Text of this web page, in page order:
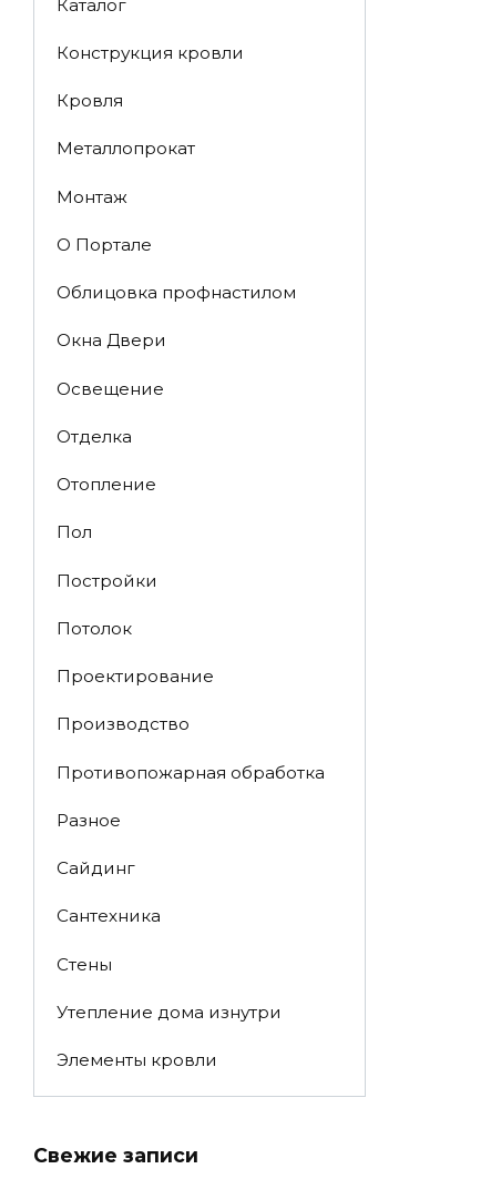
Каталог
Конструкция кровли
Кровля
Металлопрокат
Монтаж
О Портале
Облицовка профнастилом
Окна Двери
Освещение
Отделка
Отопление
Пол
Постройки
Потолок
Проектирование
Производство
Противопожарная обработка
Разное
Сайдинг
Сантехника
Стены
Утепление дома изнутри
Элементы кровли
Свежие записи